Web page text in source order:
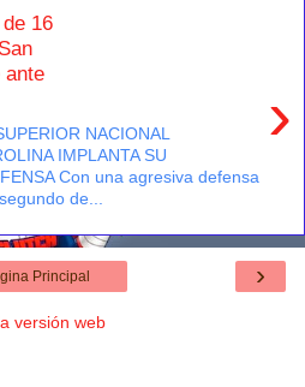
16
ante
›
NACIONAL
IMPLANTA SU
Con una agresiva defensa
de...
›
Principal
versión web